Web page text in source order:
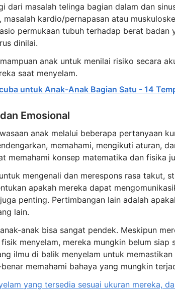
dari masalah telinga bagian dalam dan
kardio/pernapasan atau
permukaan tubuh terhadap berat badan
dinilai.
anak untuk menilai risiko secara
saat menyelam.
untuk Anak-Anak Bagian Satu - 14
Emosional
anak melalui beberapa pertanyaan
memahami, mengikuti aturan,
memahami konsep matematika dan fisika
mengenali dan merespons rasa takut,
apakah mereka dapat
penting. Pertimbangan lain adalah
lain.
anak bisa sangat pendek. Meskipun
menyelam, mereka mungkin belum siap
ilmu di balik menyelam untuk
memahami bahaya yang mungkin
yang tersedia sesuai ukuran mereka,